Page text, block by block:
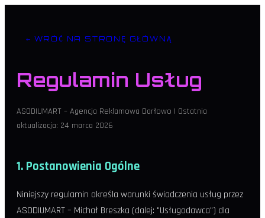
← WRÓĆ NA STRONĘ GŁÓWNĄ
Regulamin Usług
ASODIUMART – Agencja Reklamowa Darłowo | Ostatnia
aktualizacja: 24 marca 2026
1. Postanowienia Ogólne
Niniejszy regulamin określa warunki świadczenia usług przez
ASODIUMART – Michał Breszka (dalej: "Usługodawca") dla